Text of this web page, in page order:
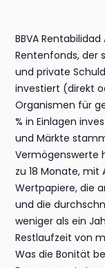
BBVA
Rentenfonds, der
und private
investiert (direkt
Organismen für
% in Einlagen
und Märkte
Vermögenswerte
zu 18 Monate,
Wertpapiere, die
und die
weniger als ein
Restlaufzeit von
Was die Bonität